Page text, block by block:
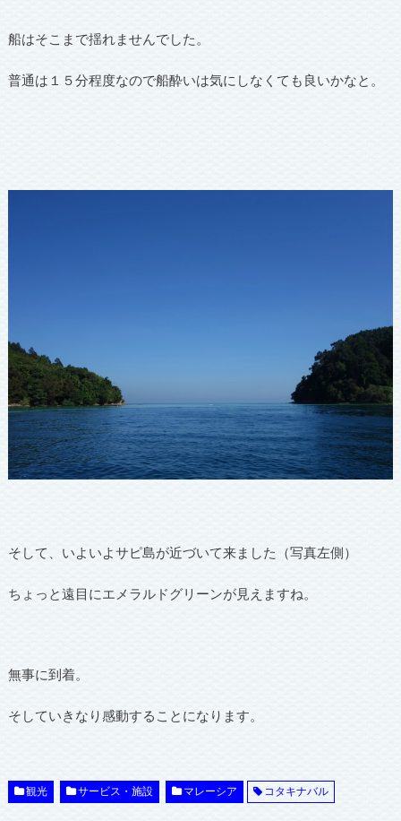
船はそこまで揺れませんでした。
普通は１５分程度なので船酔いは気にしなくても良いかなと。
そして、いよいよサピ島が近づいて来ました（写真左側）
ちょっと遠目にエメラルドグリーンが見えますね。
無事に到着。
そしていきなり感動することになります。
観光 サービス・施設 マレーシア コタキナバル